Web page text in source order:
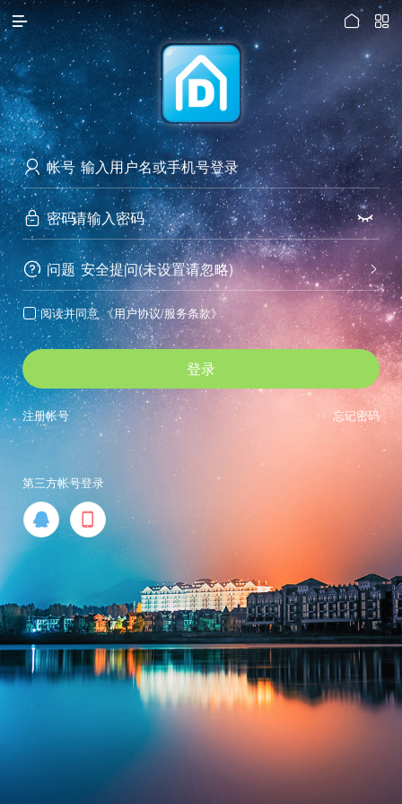

访问电脑版
 

 帐号
 密码 
 问题 
安全提问(未设置请忽略)
 阅读并同意 《用户协议/服务条款》
登录
忘记密码
注册帐号
第三方帐号登录
 